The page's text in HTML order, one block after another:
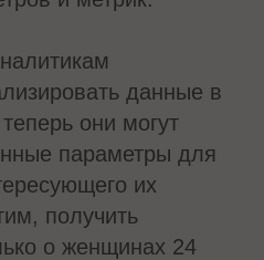
данные в
они могут
параметры для
их
получить
о женщинах 24